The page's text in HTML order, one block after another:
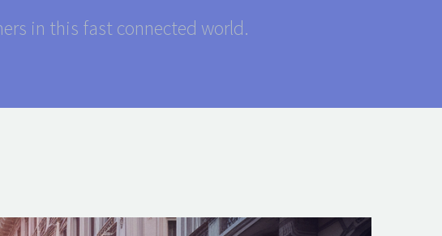
in this fast connected world.